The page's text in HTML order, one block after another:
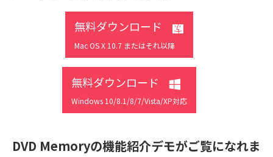
無料ダウンロード
Mac OS X 10.7 またはそれ以降
無料ダウンロード
Windows 10/8.1/8/7/Vista/XP対応
DVD Memoryの機能紹介デモがご覧になれま